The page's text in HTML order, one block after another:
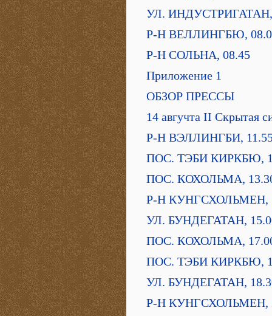
УЛ. ИНДУСТРИГАТАН,
Р-Н ВЕЛЛИНГБЮ,
Р-Н СОЛЬНА, 08.45
Приложение 1
ОБЗОР ПРЕССЫ
14 авгучта II Скрытая
Р-Н ВЭЛЛИНГБИ,
ПОС. ТЭБИ КИРКБЮ,
ПОС. КОХОЛЬМА,
Р-Н КУНГСХОЛЬМЕН,
УЛ. БУНДЕГАТАН,
ПОС. КОХОЛЬМА,
ПОС. ТЭБИ КИРКБЮ,
УЛ. БУНДЕГАТАН,
Р-Н КУНГСХОЛЬМЕН,